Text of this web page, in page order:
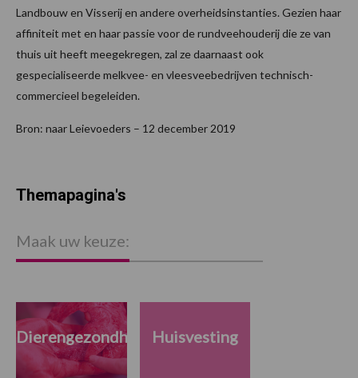
Landbouw en Visserij en andere overheidsinstanties. Gezien haar
affiniteit met en haar passie voor de rundveehouderij die ze van
thuis uit heeft meegekregen, zal ze daarnaast ook
gespecialiseerde melkvee- en vleesveebedrijven technisch-
commercieel begeleiden.
Bron: naar Leievoeders – 12 december 2019
Themapagina's
Maak uw keuze:
Dierengezondheid Huisvesting